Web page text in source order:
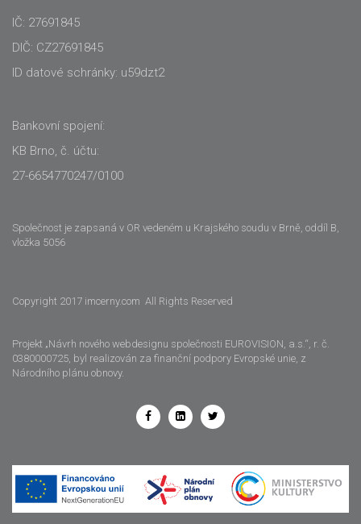
IČ: 27691845
DIČ: CZ27691845
ID datové schránky: u59dzt2
Bankovní spojení:
KB Brno, č. účtu:
27-6654770247/0100
Společnost je zapsaná v OR vedeném u Krajského soudu v Brně, oddíl B,
vložka 5056
Copyright 2017 imcerny.com All Rights Reserved
Projekt „Návrh nového webdesignu společnosti EUROVISION, a.s.“, r. č.
0380000725, byl realizován za finanční podpory Evropské unie, z
Národního plánu obnovy.